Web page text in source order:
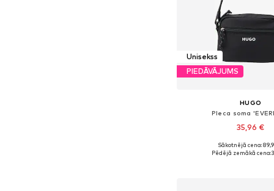
Unisekss
PIEDĀVĀJUMS
HUGO
Pleca soma
35,96 €
Pieejamie izmēri:
Sākotnējā cena:
Pēdējā zemākā cena: